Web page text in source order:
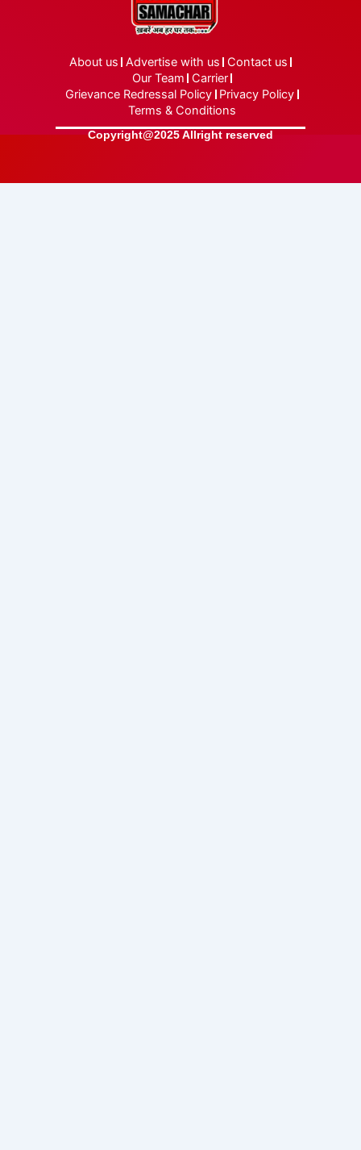
About us Advertise with us Contact us
Our Team Carrier
Grievance Redressal Policy Privacy Policy
Terms & Conditions
Copyright@2025 Allright reserved